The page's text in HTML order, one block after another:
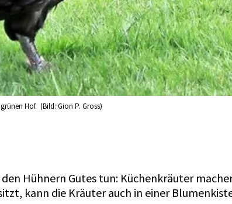
Hof. (Bild: Gion P. Gross)
Hühnern Gutes tun: Küchenkräuter
kann die Kräuter auch in einer